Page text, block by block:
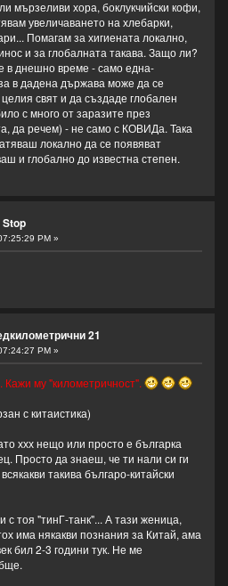
мързеливи хора, боклукчийски кофи,
увеличаването на хлебарки,
Помагам за хигиената локално,
и за глобалната такава. Защо ли?
в днешно време - само една-
в дадена държава може да се
свят и да създаде глобален
с много от заразите през
да речем) - не само с КОВИДа. Така
локално да се появяват
и глобално до известна степен.
Stop
PM »
21
PM »
Кажи му "километричност".
с китаистика)
ххх нещо или просто е българка
Просто да знаеш, че ти нали си ги
такива българо-китайски
с тоя "тинГ-танк"... А тази женица,
има някакви познания за Китай, ама
бил 2-3 години тук. Не ме